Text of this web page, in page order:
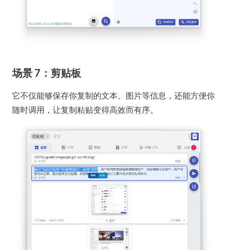
场景 7：剪贴板
它不仅能够保存你复制的文本、图片等信息，还能方便你
随时调用，让复制粘贴变得高效而有序。